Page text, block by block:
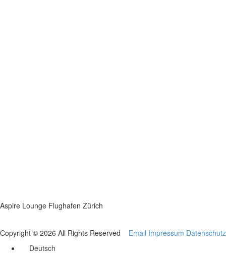
Aspire Lounge Flughafen Zürich
Copyright © 2026 All Rights Reserved Email Impressum Datenschutz
Deutsch